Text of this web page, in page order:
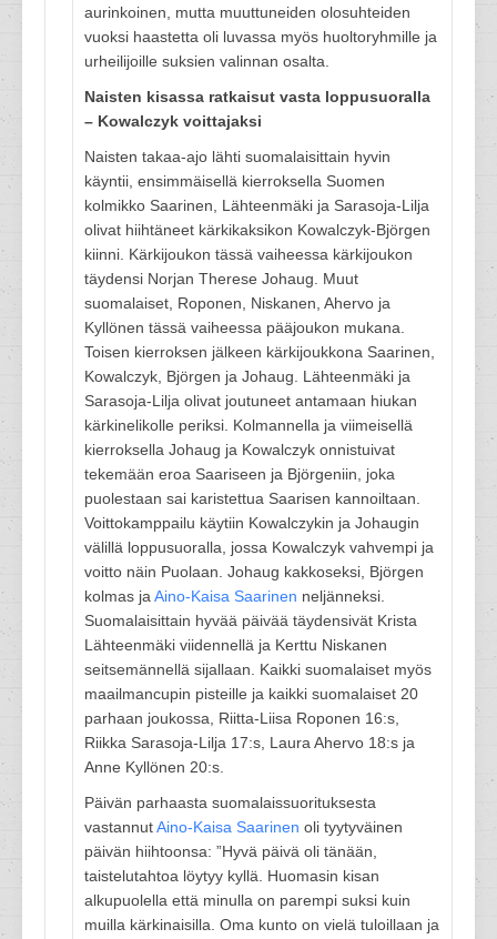
aurinkoinen, mutta muuttuneiden olosuhteiden
vuoksi haastetta oli luvassa myös huoltoryhmille ja
urheilijoille suksien valinnan osalta.
Naisten kisassa ratkaisut vasta loppusuoralla
– Kowalczyk voittajaksi
Naisten takaa-ajo lähti suomalaisittain hyvin
käyntii, ensimmäisellä kierroksella Suomen
kolmikko Saarinen, Lähteenmäki ja Sarasoja-Lilja
olivat hiihtäneet kärkikaksikon Kowalczyk-Björgen
kiinni. Kärkijoukon tässä vaiheessa kärkijoukon
täydensi Norjan Therese Johaug. Muut
suomalaiset, Roponen, Niskanen, Ahervo ja
Kyllönen tässä vaiheessa pääjoukon mukana.
Toisen kierroksen jälkeen kärkijoukkona Saarinen,
Kowalczyk, Björgen ja Johaug. Lähteenmäki ja
Sarasoja-Lilja olivat joutuneet antamaan hiukan
kärkinelikolle periksi. Kolmannella ja viimeisellä
kierroksella Johaug ja Kowalczyk onnistuivat
tekemään eroa Saariseen ja Björgeniin, joka
puolestaan sai karistettua Saarisen kannoiltaan.
Voittokamppailu käytiin Kowalczykin ja Johaugin
välillä loppusuoralla, jossa Kowalczyk vahvempi ja
voitto näin Puolaan. Johaug kakkoseksi, Björgen
kolmas ja Aino-Kaisa Saarinen neljänneksi.
Suomalaisittain hyvää päivää täydensivät Krista
Lähteenmäki viidennellä ja Kerttu Niskanen
seitsemännellä sijallaan. Kaikki suomalaiset myös
maailmancupin pisteille ja kaikki suomalaiset 20
parhaan joukossa, Riitta-Liisa Roponen 16:s,
Riikka Sarasoja-Lilja 17:s, Laura Ahervo 18:s ja
Anne Kyllönen 20:s.
Päivän parhaasta suomalaissuorituksesta
vastannutAino-Kaisa Saarinen oli tyytyväinen
päivän hiihtoonsa: ”Hyvä päivä oli tänään,
taistelutahtoa löytyy kyllä. Huomasin kisan
alkupuolella että minulla on parempi suksi kuin
muilla kärkinaisilla. Oma kunto on vielä tuloillaan ja